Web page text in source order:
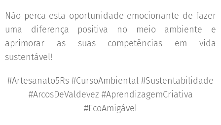
Não perca esta oportunidade emocionante de fazer
uma diferença positiva no meio ambiente e
aprimorar as suas competências em vida
sustentável!
#Artesanato5Rs #CursoAmbiental #Sustentabilidade
#ArcosDeValdevez #AprendizagemCriativa
#EcoAmigável